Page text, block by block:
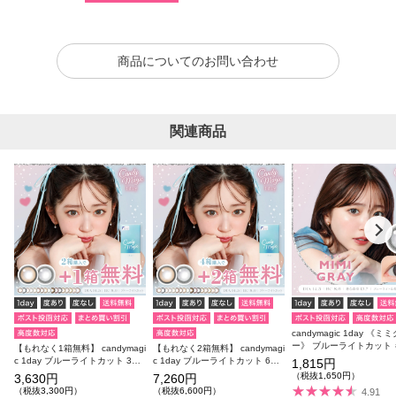
商品についてのお問い合わせ
関連商品
【もれなく1箱無料】 candymagi
c 1day ブルーライトカット 3箱
セット 1箱10枚入り 合計30枚
【リニューアル前商品】
3,630円
（税抜3,300円）
【もれなく2箱無料】 candymagi
c 1day ブルーライトカット 6箱
セット 1箱10枚入り 合計60枚
【リニューアル前商品】
7,260円
（税抜6,600円）
candymagic 1day 《ミミ
ー》 ブルーライトカット
マジ 度あり 度なし 1箱
【リニューアル前商品】
1,815円
（税抜1,650円）
4.91